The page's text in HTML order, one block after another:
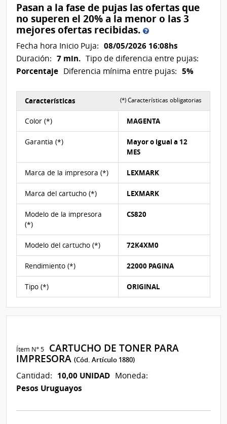
Pasan a la fase de pujas las ofertas que
no superen el 20% a la menor o las 3
mejores ofertas recibidas. Pasan
a
la
fase
de
las
ofertas
que
no
superen
20%
a
la
menor
y
de
no
existir
3
propuestas
pasarán
las
3
ofertas
recibidas.
Fecha hora Inicio Puja: 08/05/2026 16:08hs
Duración: 7 min. Tipo de diferencia entre pujas:
Porcentaje Diferencia mínima entre pujas: 5%
Características (*) Características obligatorias
Color (*) MAGENTA
Garantia (*)
Mayor o igual a 12
MES
Marca de la impresora (*) LEXMARK
Marca del cartucho (*) LEXMARK
Modelo de la impresora
(*)
CS820
Modelo del cartucho (*) 72K4XM0
Rendimiento (*) 22000 PAGINA
Tipo (*) ORIGINAL
Ítem Nº 5
CARTUCHO DE TONER PARA
IMPRESORA(Cód. Artículo 1880)
Cantidad: 10,00 UNIDAD Moneda:
Pesos Uruguayos